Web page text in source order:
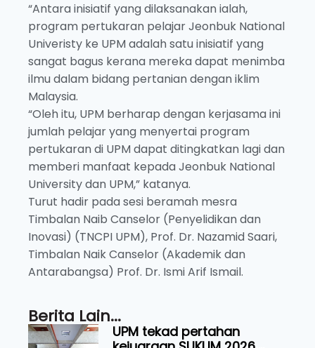
“Antara inisiatif yang dilaksanakan ialah,
program pertukaran pelajar Jeonbuk National
Univeristy ke UPM adalah satu inisiatif yang
sangat bagus kerana mereka dapat menimba
ilmu dalam bidang pertanian dengan iklim
Malaysia.
“Oleh itu, UPM berharap dengan kerjasama ini
jumlah pelajar yang menyertai program
pertukaran di UPM dapat ditingkatkan lagi dan
memberi manfaat kepada Jeonbuk National
University dan UPM,” katanya.
Turut hadir pada sesi beramah mesra
Timbalan Naib Canselor (Penyelidikan dan
Inovasi) (TNCPI UPM), Prof. Dr. Nazamid Saari,
Timbalan Naik Canselor (Akademik dan
Antarabangsa) Prof. Dr. Ismi Arif Ismail.
Berita Lain...
UPM tekad pertahan